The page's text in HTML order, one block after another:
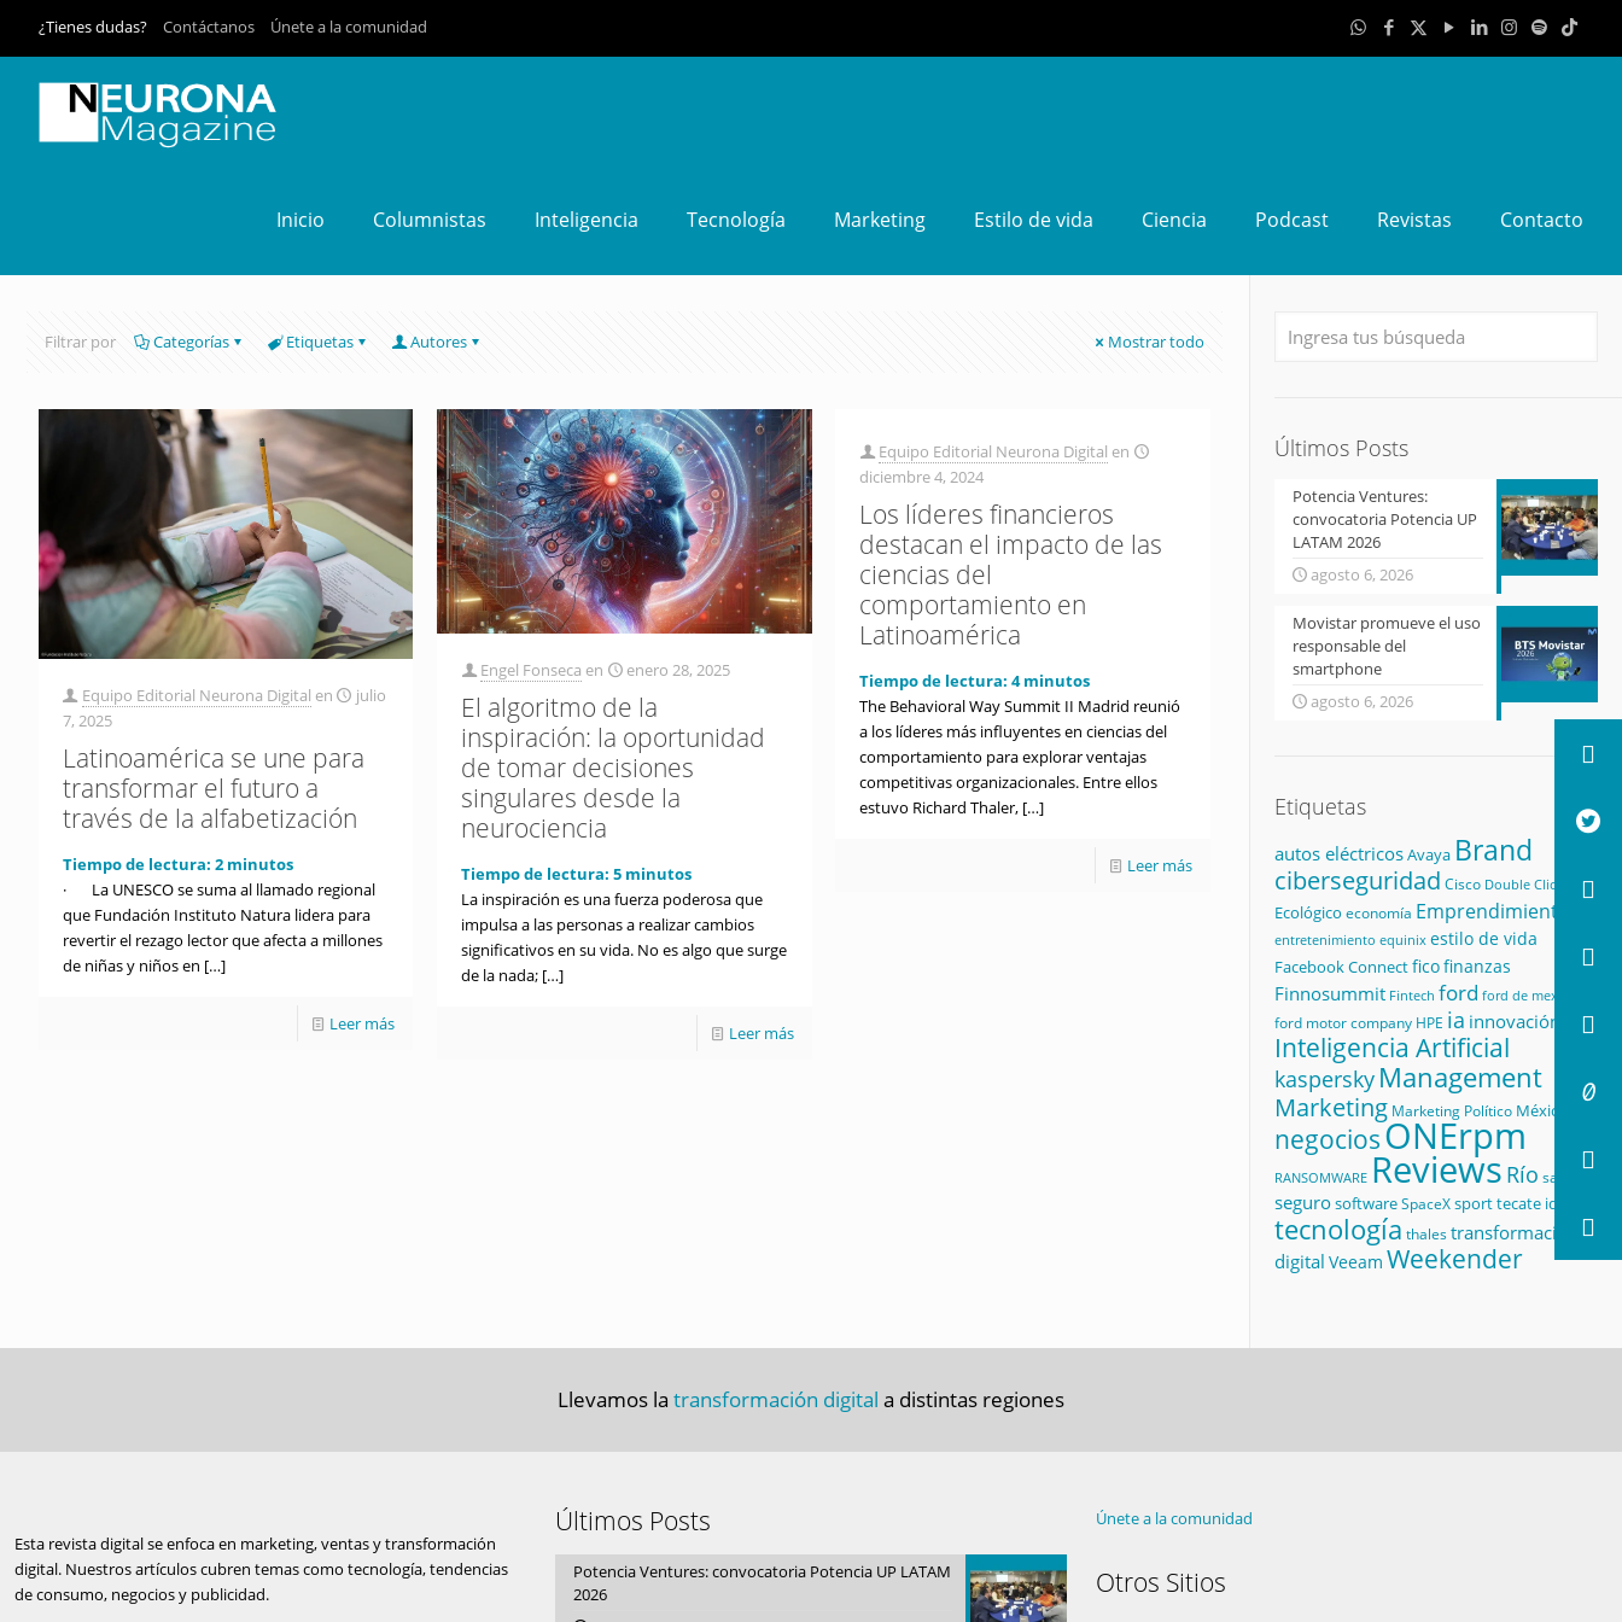
¿Tienes dudas? Contáctanos Únete a la comunidad
Inicio Columnistas Inteligencia Tecnología Marketing Estilo de vida Ciencia Podcast Revistas Contacto
Filtrar por Categorías Etiquetas Autores Mostrar todo
Equipo Editorial Neurona Digital en
julio
7, 2025
Latinoamérica se une para
transformar el futuro a
través de la alfabetización
Tiempo de lectura: 2 minutos
· La UNESCO se suma al llamado regional
que Fundación Instituto Natura lidera para
revertir el rezago lector que afecta a millones
de niñas y niños en […]
Leer más
Engel Fonseca en enero 28, 2025
El algoritmo de la
inspiración: la oportunidad
de tomar decisiones
singulares desde la
neurociencia
Tiempo de lectura:5 minutos
La inspiración es una fuerza poderosa que
impulsa a las personas a realizar cambios
significativos en su vida. No es algo que surge
de la nada; […]
Leer más
Equipo Editorial Neurona Digital en
diciembre 4, 2024
Los líderes financieros
destacan el impacto de las
ciencias del
comportamiento en
Latinoamérica
Tiempo de lectura:4minutos
The Behavioral Way Summit II Madrid reunió
a los líderes más influyentes en ciencias del
comportamiento para explorar ventajas
competitivas organizacionales. Entre ellos
estuvo Richard Thaler, […]
Leer más
Últimos Posts
Potencia Ventures:
convocatoria Potencia UP
LATAM 2026
agosto 6, 2026
Movistar promueve el uso
responsable del
smartphone
agosto 6, 2026
Etiquetas
autos eléctricosAvaya Brand
ciberseguridad Cisco Double Click
Ecológico economía Emprendimiento
entretenimiento equinix estilo de vida
Facebook Connectficofinanzas
Finnosummit Fintech ford ford de mexico
ford motor company HPE ia innovación
Inteligencia Artificial
kaspersky Management
Marketing Marketing Político México
negociosONErpm
RANSOMWARE Reviews Río salud
segurosoftwareSpaceXsporttecate id
tecnología thalestransformación
digital Veeam Weekender
Llevamos la transformación digital a distintas regiones
Esta revista digital se enfoca en marketing, ventas y transformación
digital. Nuestros artículos cubren temas como tecnología, tendencias
de consumo, negocios y publicidad.
Últimos Posts
Potencia Ventures: convocatoria Potencia UP LATAM
2026
Únete a la comunidad
Otros Sitios